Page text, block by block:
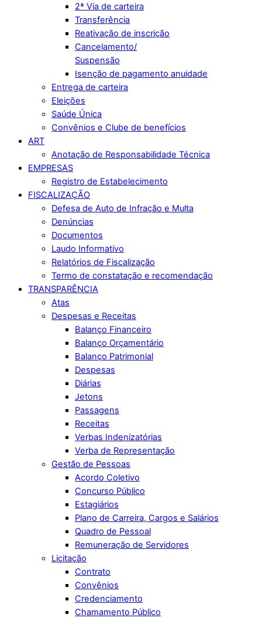
2ª Via de carteira
Transferência
Reativação de inscrição
Cancelamento/
Suspensão
Isenção de pagamento anuidade
Entrega de carteira
Eleições
Saúde Única
Convênios e Clube de benefícios
ART
Anotação de Responsabilidade Técnica
EMPRESAS
Registro de Estabelecimento
FISCALIZAÇÃO
Defesa de Auto de Infração e Multa
Denúncias
Documentos
Laudo Informativo
Relatórios de Fiscalização
Termo de constatação e recomendação
TRANSPARÊNCIA
Atas
Despesas e Receitas
Balanço Financeiro
Balanço Orçamentário
Balanço Patrimonial
Despesas
Diárias
Jetons
Passagens
Receitas
Verbas Indenizatórias
Verba de Representação
Gestão de Pessoas
Acordo Coletivo
Concurso Público
Estagiários
Plano de Carreira, Cargos e Salários
Quadro de Pessoal
Remuneração de Servidores
Licitação
Contrato
Convênios
Credenciamento
Chamamento Público